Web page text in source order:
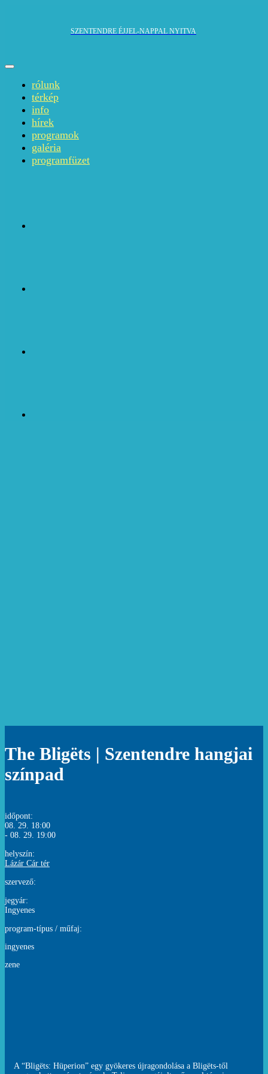
SZENTENDRE ÉJJEL-NAPPAL NYITVA
rólunk
térkép
info
hírek
programok
galéria
programfüzet
The Bligëts | Szentendre hangjai
színpad
időpont:
08. 29. 18:00
- 08. 29. 19:00
helyszín:
Lázár Cár tér
szervező:
jegyár:
Ingyenes
program-típus / műfaj:
ingyenes
zene
A “Bligëts: Hüperion” egy gyökeres újragondolása a Bligëts-től